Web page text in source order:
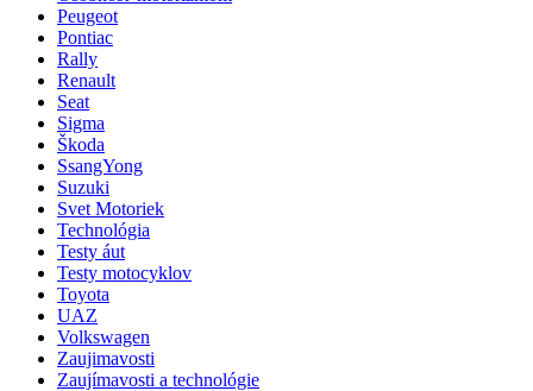
Peugeot
Pontiac
Rally
Renault
Seat
Sigma
Škoda
SsangYong
Suzuki
Svet Motoriek
Technológia
Testy áut
Testy motocyklov
Toyota
UAZ
Volkswagen
Zaujimavosti
Zaujímavosti a technológie